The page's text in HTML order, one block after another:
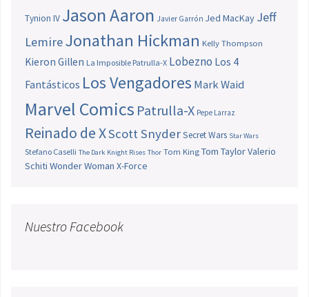
Tynion IV Jason Aaron Javier Garrón Jed MacKay Jeff
LemireJonathan Hickman Kelly Thompson
Kieron Gillen La Imposible Patrulla-X Lobezno Los 4
Fantásticos Los Vengadores Mark Waid
Marvel Comics Patrulla-X Pepe Larraz
Reinado de XScott SnyderSecret Wars Star Wars
Stefano Caselli The Dark Knight Rises Thor Tom King Tom TaylorValerio
Schiti Wonder Woman X-Force
Nuestro Facebook